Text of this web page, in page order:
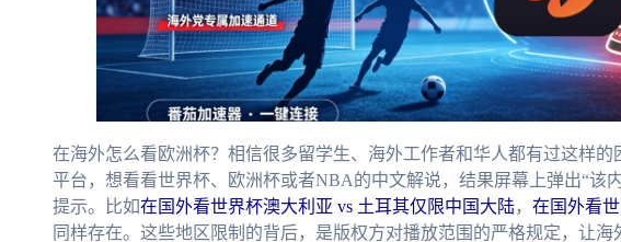
在海外怎么看欧洲杯？相信很多留学生、海外工作者和华人都有过这样
平台，想看看世界杯、欧洲杯或者NBA的中文解说，结果屏幕上弹出“该
提示。比如在国外看世界杯澳大利亚 vs 土耳其仅限中国大陆， 在国外看
同样存在。这些地区限制的背后，是版权方对播放范围的严格规定，让